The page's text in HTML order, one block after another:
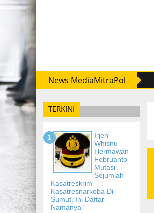
News MediaMitraPol
TERKINI
Irjen
Whisnu
Hermawan
Februanto
Mutasi
Sejumlah
Kasatreskrim-
Kasatresnarkoba Di
Sumut, Ini Daftar
Namanya